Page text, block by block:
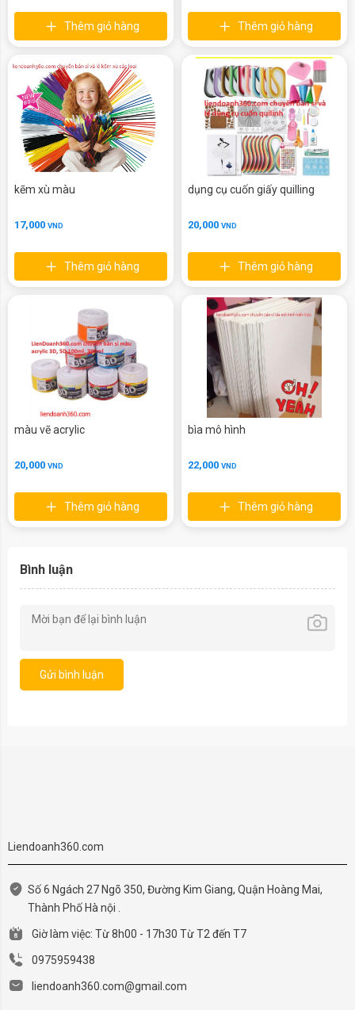
Thêm giỏ hàng Thêm giỏ hàng
kẽm xù màu
17,000 VND
Thêm giỏ hàng
dụng cụ cuốn giấy quilling
20,000 VND
Thêm giỏ hàng
màu vẽ acrylic
20,000 VND
Thêm giỏ hàng
bìa mô hình
22,000 VND
Thêm giỏ hàng
Bình luận
Gửi bình luận
Liendoanh360.com
Số 6 Ngách 27 Ngõ 350, Đường Kim Giang, Quận Hoàng Mai,
Thành Phố Hà nội .
Giờ làm việc: Từ 8h00 - 17h30 Từ T2 đến T7
0975959438
liendoanh360.com@gmail.com